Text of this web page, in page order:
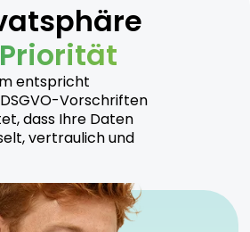
entspricht
Vorschriften
dass Ihre Daten
vertraulich und